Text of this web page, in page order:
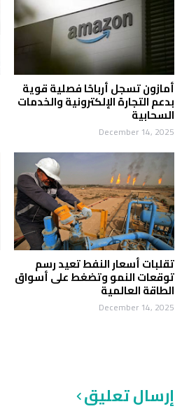
أمازون تسجل أرباحًا فصلية قوية
بدعم التجارة الإلكترونية والخدمات
السحابية
December 14, 2025
تقلبات أسعار النفط تعيد رسم
توقعات النمو وتضغط على أسواق
الطاقة العالمية
December 14, 2025
إرسال تعليق